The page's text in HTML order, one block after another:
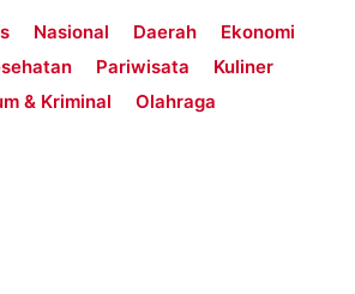
Nasional Daerah
Ekonomi
Pariwisata
Kuliner
& Kriminal
Olahraga